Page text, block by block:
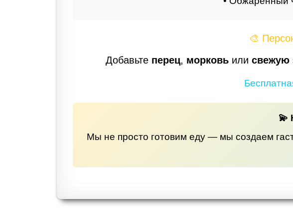
🎨
Добавьте перец, морковь или свежую
💫
Мы не просто готовим еду — мы создаем